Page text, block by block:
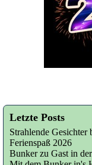
Letzte Posts
Strahlende Gesichter
Ferienspaß 2026
Bunker zu Gast in